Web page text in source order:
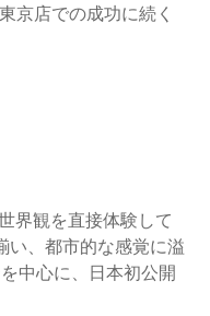
京店での成功に続く
界観を直接体験して
い、都市的な感覚に溢
中心に、日本初公開